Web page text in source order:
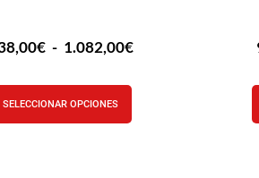
€ - 1.082,00€
SELECCIONAR OPCIONES